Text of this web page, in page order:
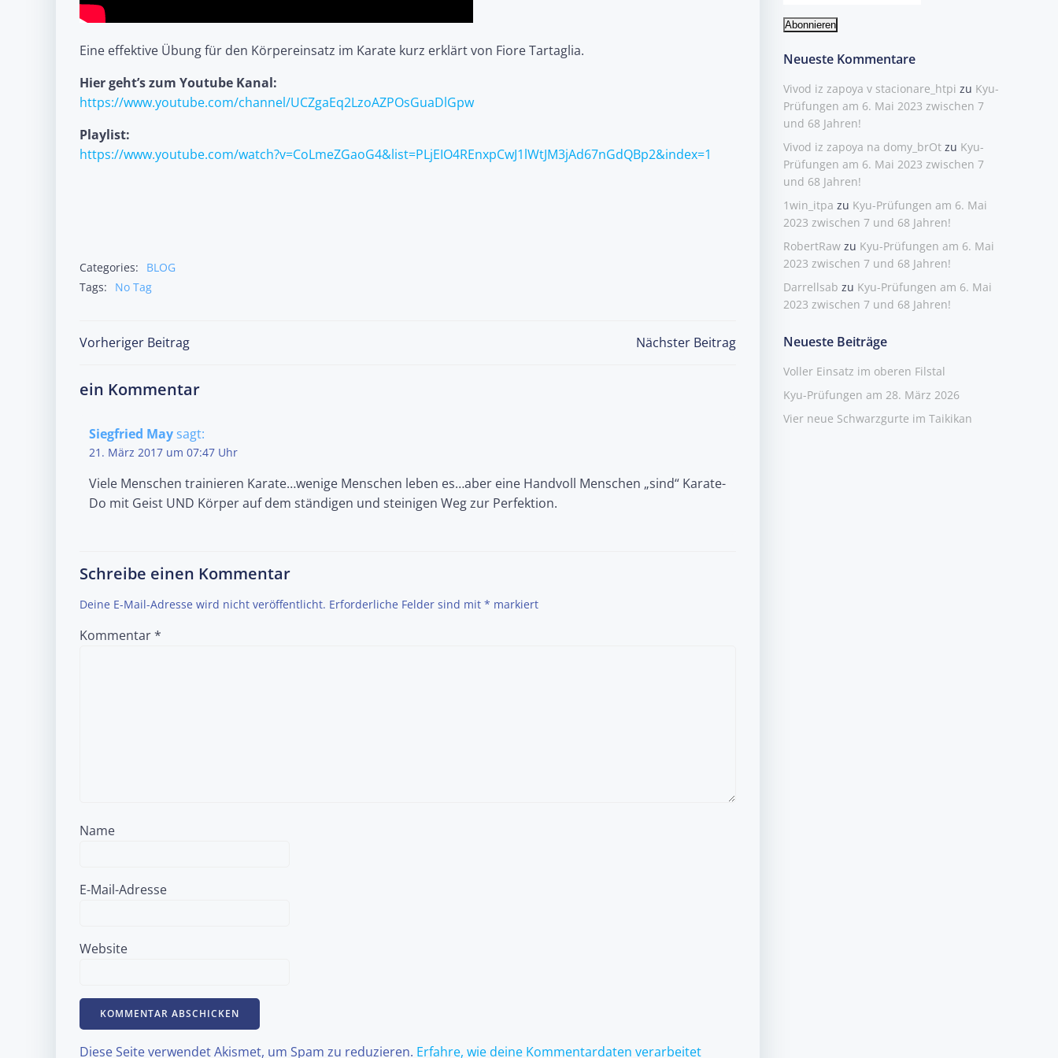
Eine effektive Übung für den Körpereinsatz im Karate kurz erklärt von Fiore Tartaglia.
Hier geht’s zum Youtube Kanal:
https://www.youtube.com/channel/UCZgaEq2LzoAZPOsGuaDlGpw
Playlist:
https://www.youtube.com/watch?v=CoLmeZGaoG4&list=PLjEIO4REnxpCwJ1lWtJM3jAd67nGdQBp2&index=1
Categories:
BLOG
Tags:
No Tag
Post
navigation
Vorheriger Beitrag Nächster Beitrag
ein Kommentar
Siegfried May sagt:
21. März 2017 um 07:47 Uhr
Viele Menschen trainieren Karate…wenige Menschen leben es…aber eine Handvoll Menschen „sind“ Karate-
Do mit Geist UND Körper auf dem ständigen und steinigen Weg zur Perfektion.
Schreibe einen Kommentar
Deine E-Mail-Adresse wird nicht veröffentlicht. Erforderliche Felder sind mit * markiert
Kommentar*
Name
E-Mail-Adresse
Website
Diese Seite verwendet Akismet, um Spam zu reduzieren. Erfahre, wie deine Kommentardaten verarbeitet
Neueste Kommentare
Vivod iz zapoya v stacionare_htpi zu Kyu-
Prüfungen am 6. Mai 2023 zwischen 7
und 68 Jahren!
Vivod iz zapoya na domy_brOt zu Kyu-
Prüfungen am 6. Mai 2023 zwischen 7
und 68 Jahren!
1win_itpa zu Kyu-Prüfungen am 6. Mai
2023 zwischen 7 und 68 Jahren!
RobertRaw zu Kyu-Prüfungen am 6. Mai
2023 zwischen 7 und 68 Jahren!
Darrellsab zu Kyu-Prüfungen am 6. Mai
2023 zwischen 7 und 68 Jahren!
Neueste Beiträge
Voller Einsatz im oberen Filstal
Kyu-Prüfungen am 28. März 2026
Vier neue Schwarzgurte im Taikikan